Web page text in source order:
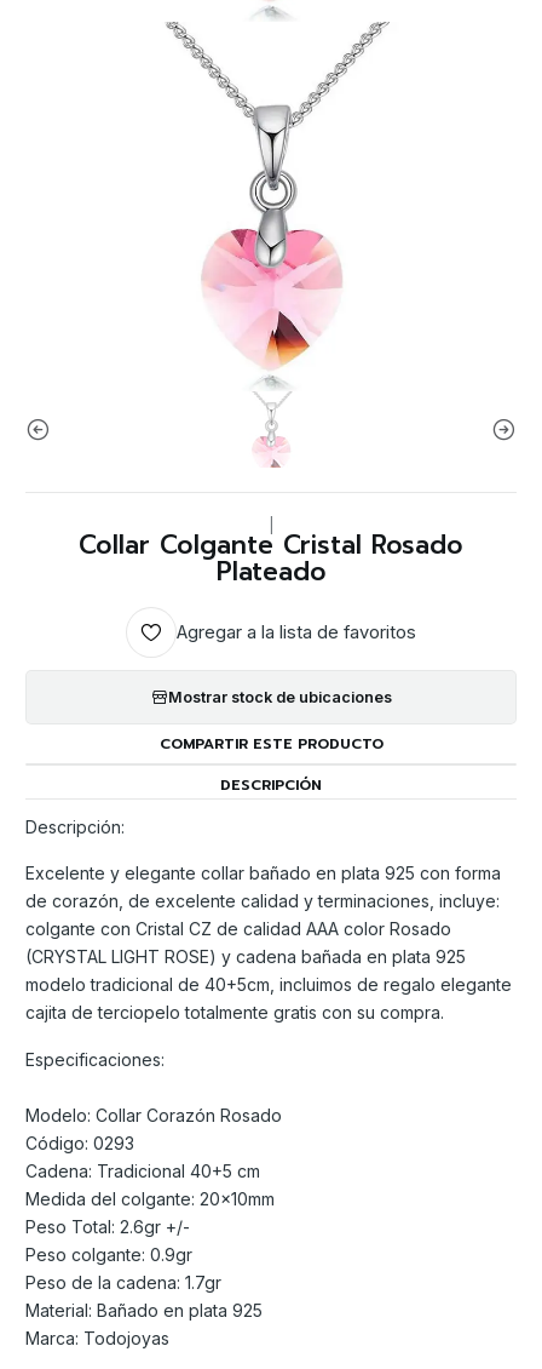
Collar Colgante Cristal Rosado
Plateado
Agregar a la lista de favoritos
Mostrar stock de ubicaciones
COMPARTIR ESTE PRODUCTO
DESCRIPCIÓN
Descripción:
Excelente y elegante collar bañado en plata 925 con forma
de corazón, de excelente calidad y terminaciones, incluye:
colgante con Cristal CZ de calidad AAA color Rosado
(CRYSTAL LIGHT ROSE) y cadena bañada en plata 925
modelo tradicional de 40+5cm, incluimos de regalo elegante
cajita de terciopelo totalmente gratis con su compra.
Especificaciones:
Modelo: Collar Corazón Rosado
Código: 0293
Cadena: Tradicional 40+5 cm
Medida del colgante: 20x10mm
Peso Total: 2.6gr +/-
Peso colgante: 0.9gr
Peso de la cadena: 1.7gr
Material: Bañado en plata 925
Marca: Todojoyas